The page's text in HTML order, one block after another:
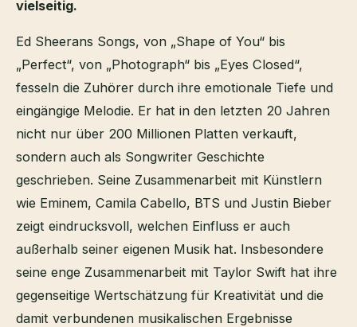
vielseitig.
Ed Sheerans Songs, von „Shape of You“ bis
„Perfect“, von „Photograph“ bis „Eyes Closed“,
fesseln die Zuhörer durch ihre emotionale Tiefe und
eingängige Melodie. Er hat in den letzten 20 Jahren
nicht nur über 200 Millionen Platten verkauft,
sondern auch als Songwriter Geschichte
geschrieben. Seine Zusammenarbeit mit Künstlern
wie Eminem, Camila Cabello, BTS und Justin Bieber
zeigt eindrucksvoll, welchen Einfluss er auch
außerhalb seiner eigenen Musik hat. Insbesondere
seine enge Zusammenarbeit mit Taylor Swift hat ihre
gegenseitige Wertschätzung für Kreativität und die
damit verbundenen musikalischen Ergebnisse